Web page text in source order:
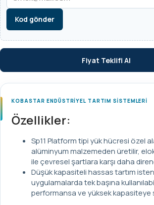
Kod gönder
Fiyat Teklifi Al
KOBASTAR ENDÜSTRİYEL TARTIM SİSTEMLERİ
Özellikler:
Sp11 Platform tipi yük hücresi özel
alüminyum malzemeden üretilir,
ile çevresel şartlara karşı daha
Düşük kapasiteli hassas tartım
uygulamalarda tek başına
performansa ve yüksek kapasiteye